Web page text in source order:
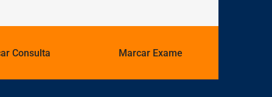
Consulta Marcar Exame